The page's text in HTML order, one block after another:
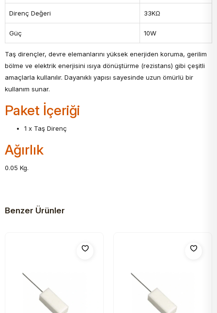
Direnç Değeri 33KΩ
Güç 10W
Taş dirençler, devre elemanlarını yüksek enerjiden koruma, gerilim
bölme ve elektrik enerjisini ısıya dönüştürme (rezistans) gibi çeşitli
amaçlarla kullanılır. Dayanıklı yapısı sayesinde uzun ömürlü bir
kullanım sunar.
Paket İçeriği
1 x Taş Direnç
Ağırlık
0.05 Kg.
Benzer Ürünler